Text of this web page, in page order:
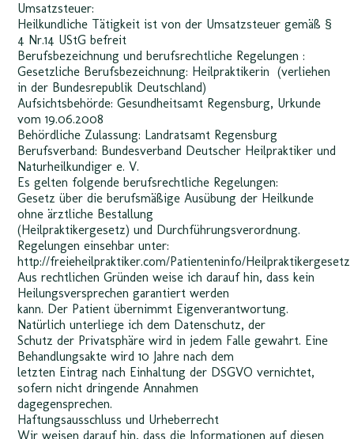
Umsatzsteuer:
Heilkundliche Tätigkeit ist von der Umsatzsteuer gemäß §
4 Nr.14 UStG befreit
Berufsbezeichnung und berufsrechtliche Regelungen :
Gesetzliche Berufsbezeichnung: Heilpraktikerin (verliehen
in der Bundesrepublik Deutschland)
Aufsichtsbehörde: Gesundheitsamt Regensburg, Urkunde
vom 19.06.2008
Behördliche Zulassung: Landratsamt Regensburg
Berufsverband: Bundesverband Deutscher Heilpraktiker und
Naturheilkundiger e. V.
Es gelten folgende berufsrechtliche Regelungen:
Gesetz über die berufsmäßige Ausübung der Heilkunde
ohne ärztliche Bestallung
(Heilpraktikergesetz) und Durchführungsverordnung.
Regelungen einsehbar unter:
http://freieheilpraktiker.com/Patienteninfo/Heilpraktikergesetz
Aus rechtlichen Gründen weise ich darauf hin, dass kein
Heilungsversprechen garantiert werden
kann. Der Patient übernimmt Eigenverantwortung.
Natürlich unterliege ich dem Datenschutz, der
Schutz der Privatsphäre wird in jedem Falle gewahrt. Eine
Behandlungsakte wird 10 Jahre nach dem
letzten Eintrag nach Einhaltung der DSGVO vernichtet,
sofern nicht dringende Annahmen
dagegensprechen.
Haftungsausschluss und Urheberrecht
Wir weisen darauf hin, dass die Informationen auf diesen